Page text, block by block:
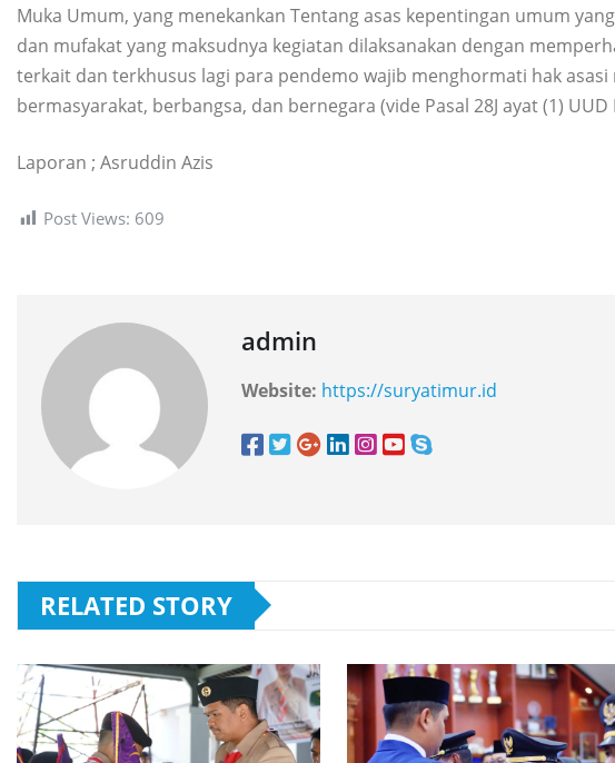
Muka Umum, yang menekankan Tentang asas kepentingan umum
dan mufakat yang maksudnya kegiatan dilaksanakan dengan
terkait dan terkhusus lagi para pendemo wajib menghormati hak
bermasyarakat, berbangsa, dan bernegara (vide Pasal 28J ayat (1) UUD
Laporan ; Asruddin Azis
Post Views: 609
admin
Website: https://suryatimur.id
RELATED STORY